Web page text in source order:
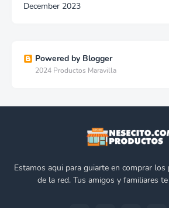
December 2023
Powered by Blogger
2024 Productos Maravilla
Estamos aqui para guiarte en comprar
de la red. Tus amigos y familiares